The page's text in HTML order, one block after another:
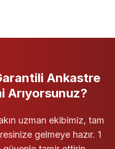
Ankastre
Arıyorsunuz?
uzman ekibimiz, tam
gelmeye hazır. 1